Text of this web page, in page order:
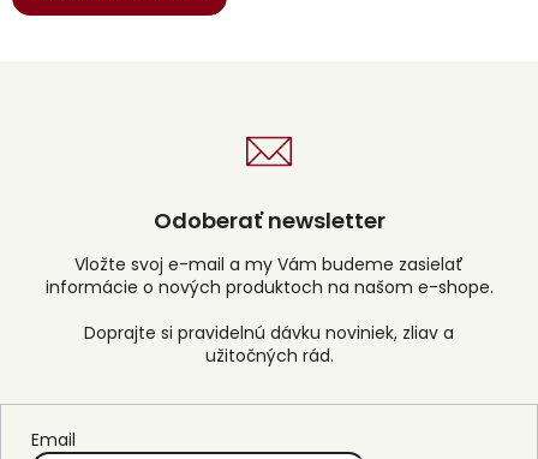
Odoberať newsletter
Vložte svoj e-mail a my Vám budeme zasielať
informácie o nových produktoch na našom e-shope.
Email